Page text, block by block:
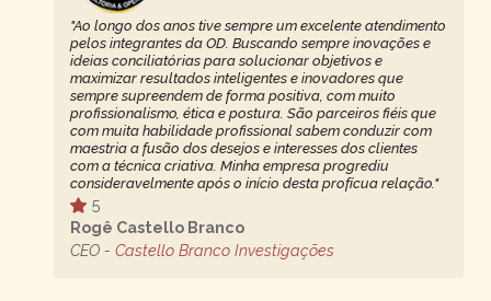
"Ao longo dos anos tive sempre um excelente atendimento
pelos integrantes da OD. Buscando sempre inovações e
ideias conciliatórias para solucionar objetivos e
maximizar resultados inteligentes e inovadores que
sempre supreendem de forma positiva, com muito
profissionalismo, ética e postura. São parceiros fiéis que
com muita habilidade profissional sabem conduzir com
maestria a fusão dos desejos e interesses dos clientes
com a técnica criativa. Minha empresa progrediu
consideravelmente após o início desta profícua relação."
5
Rogê Castello Branco
CEO - Castello Branco Investigações